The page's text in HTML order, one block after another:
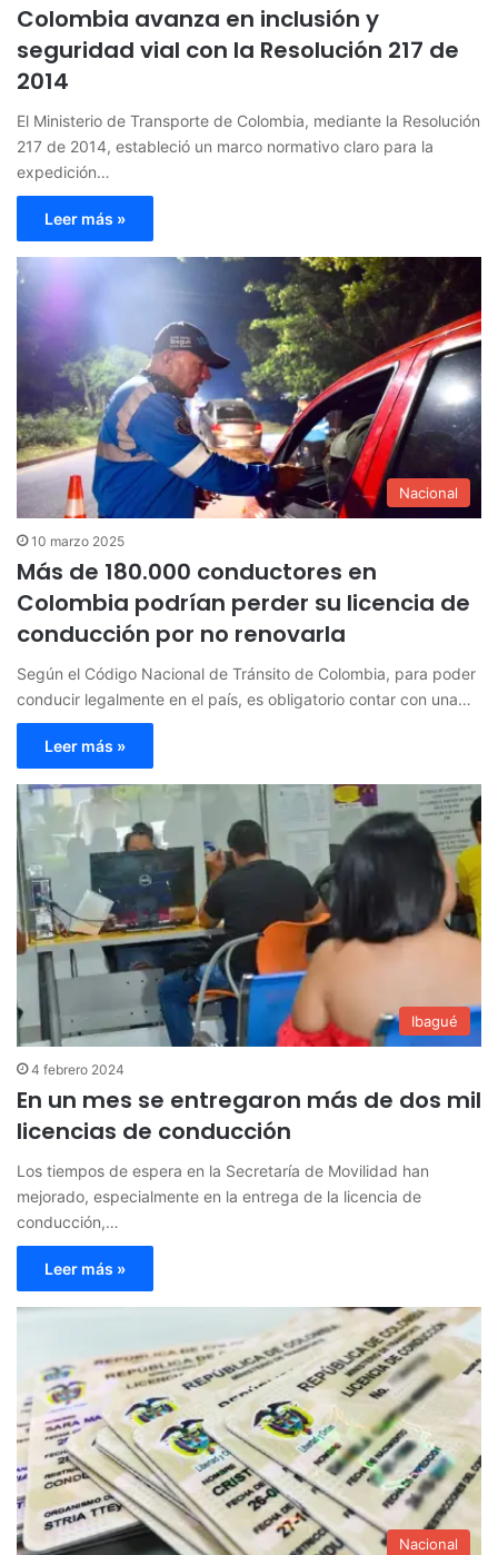
Colombia avanza en inclusión y
seguridad vial con la Resolución 217 de
2014
El Ministerio de Transporte de Colombia, mediante la Resolución
217 de 2014, estableció un marco normativo claro para la
expedición…
Leer más »
Nacional
10 marzo 2025
Más de 180.000 conductores en
Colombia podrían perder su licencia de
conducción por no renovarla
Según el Código Nacional de Tránsito de Colombia, para poder
conducir legalmente en el país, es obligatorio contar con una…
Leer más »
Ibagué
4 febrero 2024
En un mes se entregaron más de dos mil
licencias de conducción
Los tiempos de espera en la Secretaría de Movilidad han
mejorado, especialmente en la entrega de la licencia de
conducción,…
Leer más »
Nacional